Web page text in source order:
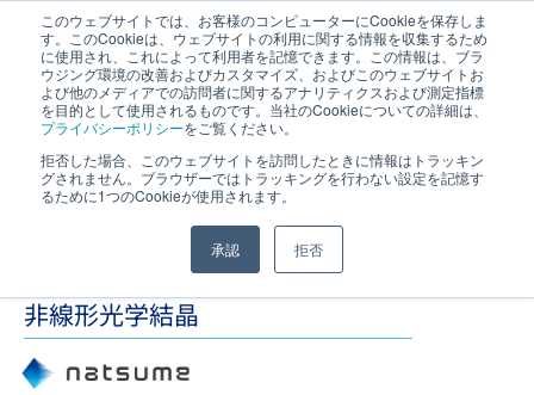
このウェブサイトでは、お客様のコンピューターにCookieを保存しま
す。このCookieは、ウェブサイトの利用に関する情報を収集するため
に使用され、これによって利用者を記憶できます。この情報は、ブラ
ウジング環境の改善およびカスタマイズ、およびこのウェブサイトお
よび他のメディアでの訪問者に関するアナリティクスおよび測定指標
を目的として使用されるものです。当社のCookieについての詳細は、
プライバシーポリシーをご覧ください。
拒否した場合、このウェブサイトを訪問したときに情報はトラッキン
グされません。ブラウザーではトラッキングを行わない設定を記憶す
るために1つのCookieが使用されます。
承認 拒否
JP｜EN
非線形光学結晶